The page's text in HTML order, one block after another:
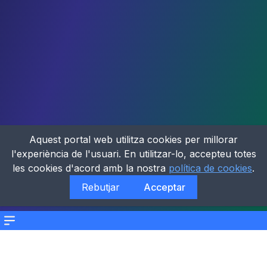
Menu
Aquest portal web utilitza cookies per millorar
l'experiència de l'usuari. En utilitzar-lo, accepteu totes
les cookies d'acord amb la nostra política de cookies.
Rebutjar
Acceptar